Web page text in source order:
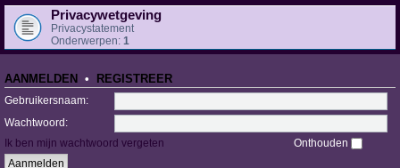
Privacywetgeving
Privacystatement
Onderwerpen: 1
AANMELDEN • REGISTREER
Gebruikersnaam:
Wachtwoord:
Ik ben mijn wachtwoord vergeten
Onthouden